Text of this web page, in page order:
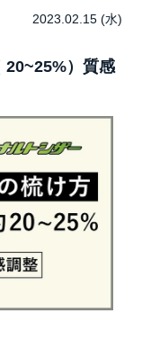
2023.02.15 (水)
20~25%）質感